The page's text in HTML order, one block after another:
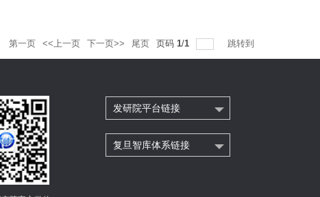
第一页 <<上一页 下一页>> 尾页 页码 1/1 跳转到
发研院平台链接
复旦智库体系链接